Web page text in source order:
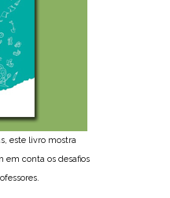
este livro mostra
em conta os desafios